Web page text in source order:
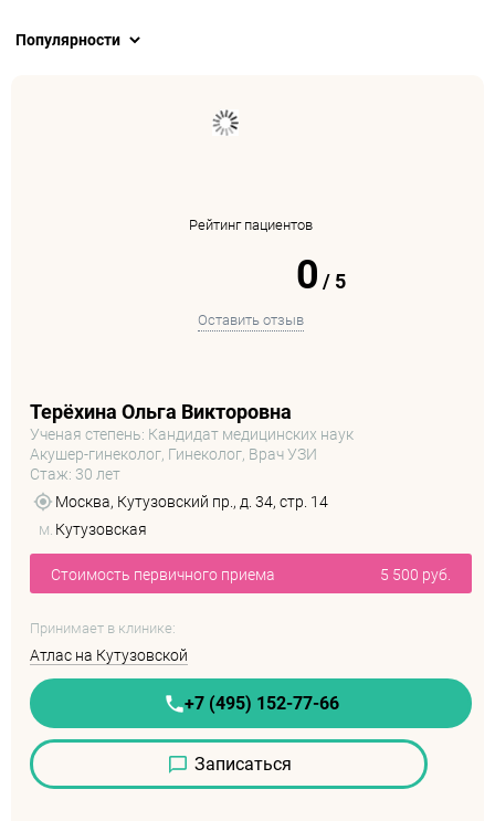
Рейтинг пациентов
0 /5
Оставить отзыв
Терёхина Ольга Викторовна
Ученая степень: Кандидат медицинских наук
Акушер-гинеколог, Гинеколог, Врач УЗИ
Стаж: 30 лет
Москва, Кутузовский пр., д. 34, стр. 14
м. Кутузовская
Стоимость первичного приема 5 500 руб.
Принимает в клинике:
Атлас на Кутузовской
+7 (495) 152-77-66
Записаться